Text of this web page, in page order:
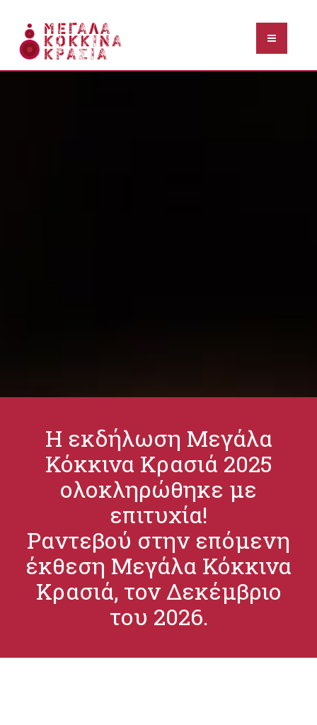
Η εκδήλωση Μεγάλα
Κόκκινα Κρασιά 2025
ολοκληρώθηκε με
επιτυχία!
Ραντεβού στην επόμενη
έκθεση Μεγάλα Κόκκινα
Κρασιά, τον Δεκέμβριο
του 2026.